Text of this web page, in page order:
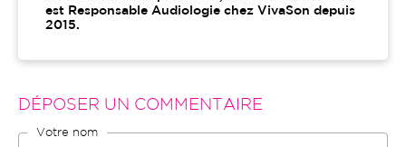
est Responsable Audiologie chez VivaSon depuis
2015.
DÉPOSER UN COMMENTAIRE
Votre nom